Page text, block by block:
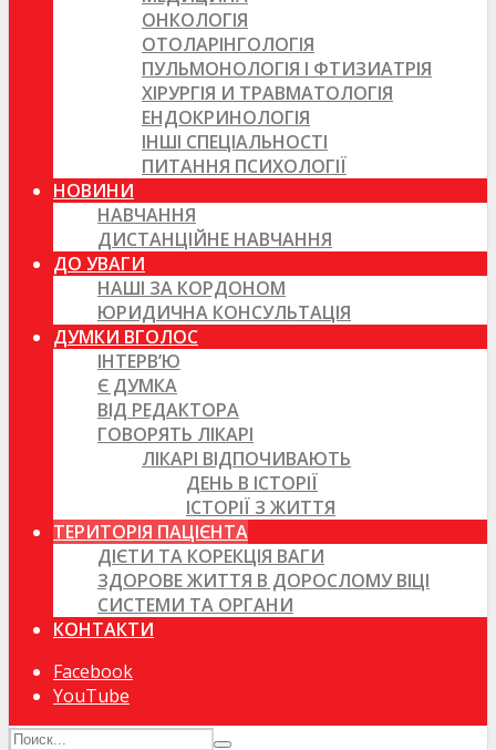
ОНКОЛОГІЯ
ОТОЛАРІНГОЛОГІЯ
ПУЛЬМОНОЛОГІЯ І ФТИЗИАТРІЯ
ХІРУРГІЯ И ТРАВМАТОЛОГІЯ
ЕНДОКРИНОЛОГІЯ
ІНШІ СПЕЦІАЛЬНОСТІ
ПИТАННЯ ПСИХОЛОГІЇ
НОВИНИ
НАВЧАННЯ
ДИСТАНЦІЙНЕ НАВЧАННЯ
ДО УВАГИ
НАШІ ЗА КОРДОНОМ
ЮРИДИЧНА КОНСУЛЬТАЦІЯ
ДУМКИ ВГОЛОС
ІНТЕРВ’Ю
Є ДУМКА
ВІД РЕДАКТОРА
ГОВОРЯТЬ ЛІКАРІ
ЛІКАРІ ВІДПОЧИВАЮТЬ
ДЕНЬ В ІСТОРІЇ
ІСТОРІЇ З ЖИТТЯ
ТЕРИТОРІЯ ПАЦІЄНТА
ДІЄТИ ТА КОРЕКЦІЯ ВАГИ
ЗДОРОВЕ ЖИТТЯ В ДОРОСЛОМУ ВІЦІ
СИСТЕМИ ТА ОРГАНИ
КОНТАКТИ
Facebook
YouTube